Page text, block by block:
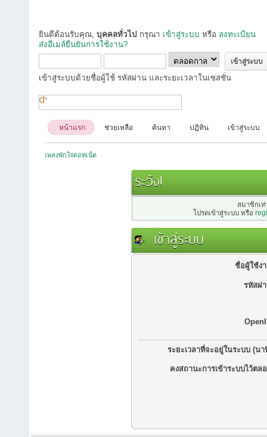
ยินดีต้อนรับคุณ, บุคคลทั่วไป กรุณา เข้าสู่ระบบ หรือ ลงทะเบียน
ส่งอีเมล์ยืนยันการใช้งาน?
เข้าสู่ระบบด้วยชื่อผู้ใช้ รหัสผ่าน และระยะเวลาในเซสชั่น
หน้าแรก ช่วยเหลือ ค้นหา ปฏิทิน เข้าสู่ระบบ
เพลงพักใจดอทเน็ต
ระวัง!
สมาชิกเ
โปรดเข้าสู่ระบบ หรือ
เข้าสู่ระบบ
ชื่อผู้ใช้ง
รหัสผ่
ระยะเวลาที่จะอยู่ในระบบ (นา
คงสถานะการเข้าระบบไว้ตล